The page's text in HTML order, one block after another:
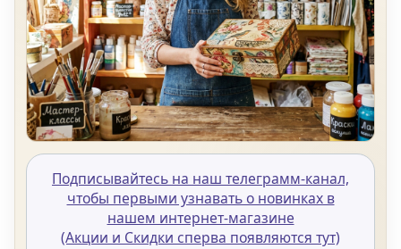
Подписывайтесь на наш телеграмм-канал,
чтобы первыми узнавать о новинках в
нашем интернет-магазине
(Акции и Скидки сперва появляются тут)